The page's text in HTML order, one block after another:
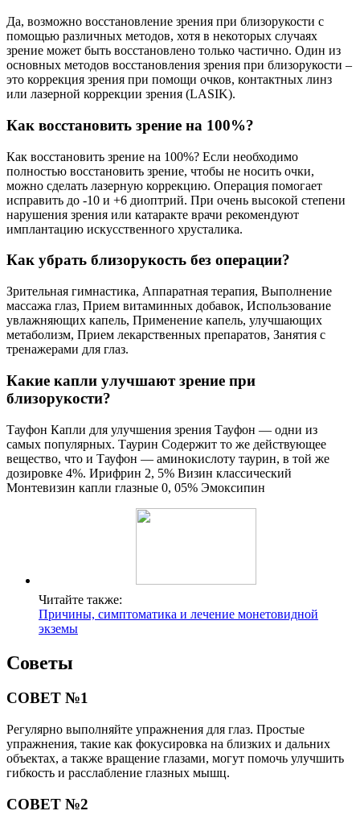
Да, возможно восстановление зрения при близорукости с
помощью различных методов, хотя в некоторых случаях
зрение может быть восстановлено только частично. Один из
основных методов восстановления зрения при близорукости –
это коррекция зрения при помощи очков, контактных линз
или лазерной коррекции зрения (LASIK).
Как восстановить зрение на 100%?
Как восстановить зрение на 100%? Если необходимо
полностью восстановить зрение, чтобы не носить очки,
можно сделать лазерную коррекцию. Операция помогает
исправить до -10 и +6 диоптрий. При очень высокой степени
нарушения зрения или катаракте врачи рекомендуют
имплантацию искусственного хрусталика.
Как убрать близорукость без операции?
Зрительная гимнастика, Аппаратная терапия, Выполнение
массажа глаз, Прием витаминных добавок, Использование
увлажняющих капель, Применение капель, улучшающих
метаболизм, Прием лекарственных препаратов, Занятия с
тренажерами для глаз.
Какие капли улучшают зрение при
близорукости?
Тауфон Капли для улучшения зрения Тауфон — одни из
самых популярных. Таурин Содержит то же действующее
вещество, что и Тауфон — аминокислоту таурин, в той же
дозировке 4%. Ирифрин 2, 5% Визин классический
Монтевизин капли глазные 0, 05% Эмоксипин
Читайте также:
Причины, симптоматика и лечение монетовидной
экземы
Советы
СОВЕТ №1
Регулярно выполняйте упражнения для глаз. Простые
упражнения, такие как фокусировка на близких и дальних
объектах, а также вращение глазами, могут помочь улучшить
гибкость и расслабление глазных мышц.
СОВЕТ №2